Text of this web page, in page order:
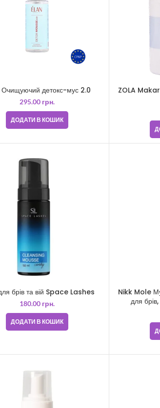
Очищуючий детокс-мус 2.0
295.00 грн.
ДОДАТИ В КОШИК
ZOLA
брів та вій Space Lashes
180.00 грн.
ДОДАТИ В КОШИК
Nikk Mole
для